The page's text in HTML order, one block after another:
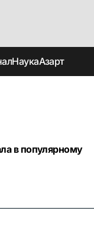
НаукаАзарт
в популярному